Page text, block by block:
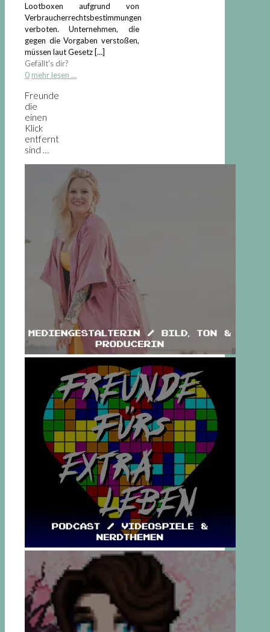
Lootboxen aufgrund von
Verbraucherrechtsbestimmungen
verboten. Unternehmen, die
gegen die Vorgaben verstoßen,
müssen laut Gesetz[…]
Gefällt's dir?
0 mehr lesen ...
Freunde
die
einen
Klick
entfernt
sind …